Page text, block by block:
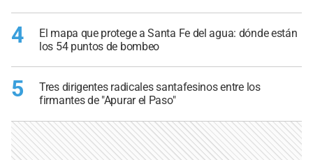
4
El mapa que protege a Santa Fe del agua: dónde están
los 54 puntos de bombeo
5
Tres dirigentes radicales santafesinos entre los
firmantes de "Apurar el Paso"